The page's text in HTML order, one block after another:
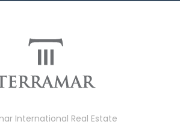
International Real Estate